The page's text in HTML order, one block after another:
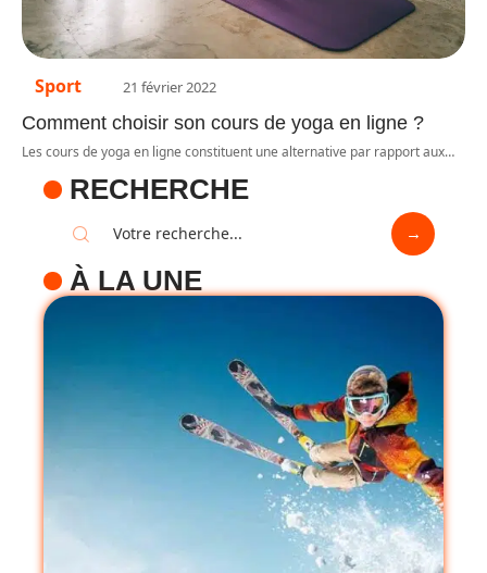
Sport 21 février 2022
Comment choisir son cours de yoga en ligne ?
Les cours de yoga en ligne constituent une alternative par rapport aux…
RECHERCHE
À LA UNE